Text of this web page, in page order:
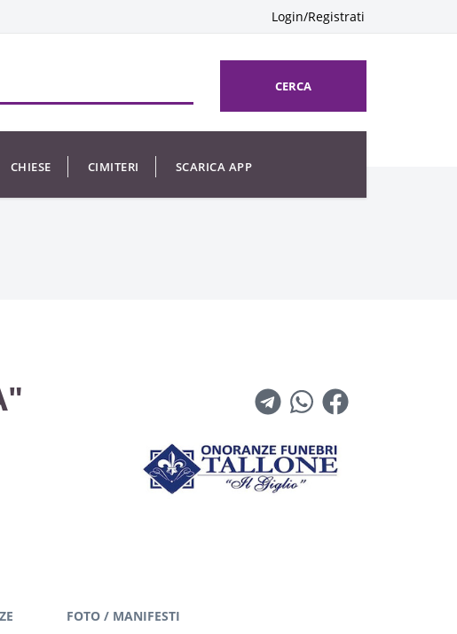
Login/Registrati
CERCA
CHIESE CIMITERI SCARICA APP
FOTO / MANIFESTI